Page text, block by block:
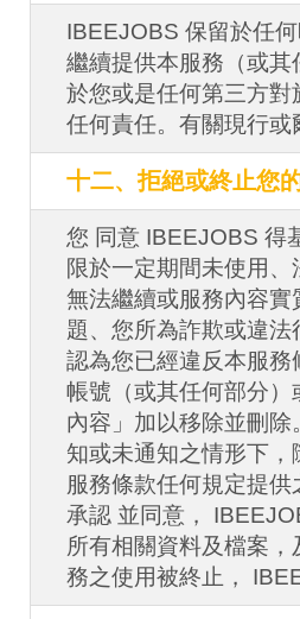
IBEEJOBS 保留於任
繼續提供本服務（或
於您或是任何第三方
任何責任。有關現行
十二、拒絕或終止您
您 同意 IBEEJOBS 得
限於一定期間未使用
無法繼續或服務內容
題、您所為詐欺或違
認為您已經違反本服
帳號（或其任何部分
內容」加以移除並刪
知或未通知之情形下
服務條款任何規定提
承認 並同意，
所有相關資料及檔案
務之使用被終止，